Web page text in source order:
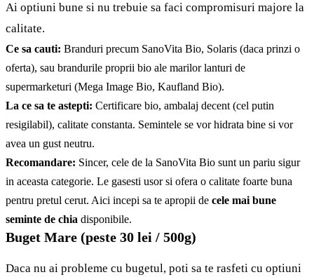
Ai optiuni bune si nu trebuie sa faci compromisuri majore la
calitate.
Ce sa cauti: Branduri precum SanoVita Bio, Solaris (daca prinzi o
oferta), sau brandurile proprii bio ale marilor lanturi de
supermarketuri (Mega Image Bio, Kaufland Bio).
La ce sa te astepti: Certificare bio, ambalaj decent (cel putin
resigilabil), calitate constanta. Semintele se vor hidrata bine si vor
avea un gust neutru.
Recomandare: Sincer, cele de la SanoVita Bio sunt un pariu sigur
in aceasta categorie. Le gasesti usor si ofera o calitate foarte buna
pentru pretul cerut. Aici incepi sa te apropii de cele mai bune
seminte de chia disponibile.
Buget Mare (peste 30 lei / 500g)
Daca nu ai probleme cu bugetul, poti sa te rasfeti cu optiuni